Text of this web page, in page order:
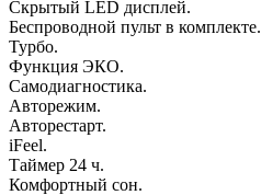
Скрытый LED дисплей.
Беспроводной пульт в комплекте.
Турбо.
Функция ЭКО.
Самодиагностика.
Авторежим.
Авторестарт.
iFeel.
Таймер 24 ч.
Комфортный сон.